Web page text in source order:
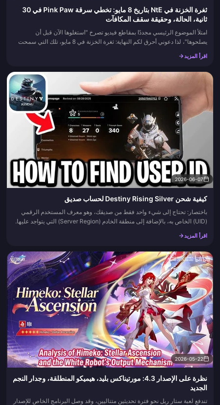
ثغرة الخزنة في NtE بتاريخ 8 مايو: تخطي سرقة Pink Paw في 30
ثانية، الحالة، وحقيقة سقف المكافآت
امتلأ الموضوع الرئيسي مجددًا بمقاطع فيديو تصرخ "استغلوها الآن قبل أن
يصلحوها"، لذا دعوني أحرق لكم النهاية: ثغرة الخزنة في 8 مايو، تلك التي سمحت
للاعبين باختراق جدار المصعد في طابق الخزنة وتخطي تفعي...
اقرأ المزيد
2026-06-07
كيفية شحن Destiny Rising Silver لحساب صديق
باختصار: تحتاج إلى شيء واحد فقط من صديقك، وهو معرف المستخدم الرقمي
(UID) الخاص به، بالإضافة إلى منطقة الخادم (Server Region) التي يتواجد عليها.
أدخل هذه البيانات في شاشة الشحن القائمة على الـ UID،...
اقرأ المزيد
2026-05-22
نظرة على الإصدار 4.3: مورتيناكس بليد، هيميكو المنطلقة، وجدار النجم
الجديد
تندفع لعبة ستار ريل نحو فترة تحديثين متتاليين، وقد وصل البرنامج الخاص للإصدار